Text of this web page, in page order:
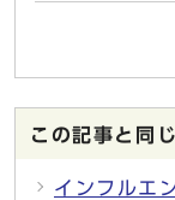
この記事と同
インフルエ